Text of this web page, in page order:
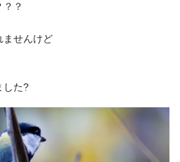
？
ませんけど
した?